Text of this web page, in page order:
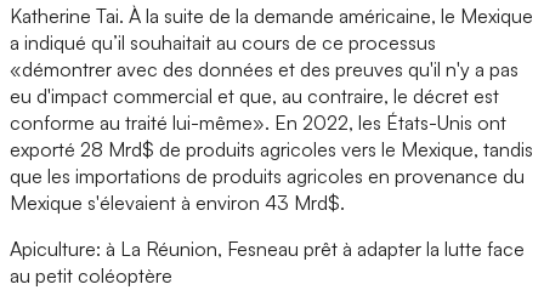
Katherine Tai. À la suite de la demande américaine, le Mexique
a indiqué qu’il souhaitait au cours de ce processus
«démontrer avec des données et des preuves qu'il n'y a pas
eu d'impact commercial et que, au contraire, le décret est
conforme au traité lui-même». En 2022, les États-Unis ont
exporté 28 Mrd$ de produits agricoles vers le Mexique, tandis
que les importations de produits agricoles en provenance du
Mexique s'élevaient à environ 43 Mrd$.
Apiculture: à La Réunion, Fesneau prêt à adapter la lutte face
au petit coléoptère